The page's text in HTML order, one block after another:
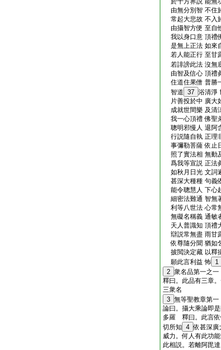
由無分別智 不住
常起大悲故 不入
由攝智方便 至自
我以身口意 頂禮
是無上正法 如來
若人能正行 至甘
若誹謗此法 沒無
由智及信心 頂禮
住道住果僧 普勝
智道 37 浴清淨
片善投於中 廣大
成就世間樂 及清
我一心頂禮 佛聖
聰明邪慢人 退阿
行説隨自執 正理
事彌勒菩薩 依止
照了實法相 無動
爲我等宣説 正法
如秋月日光 文詞
甚深大種種 句義
能令聰慧人 下心
細密法難通 智無
利等八世法 心常
無礙名稱義 通敏
天人普識知 頂禮
辯説常無盡 雨甘
依尊隨分聞 猶如
披閲決定藏 以釋
願此言利益 怖 1
2 衆名品第一之一
釋曰。此品有三章
三衆名
3 無等聖教章第一
論曰。攝大乘論即
多羅 釋曰。此言依
切所知 4 依甚深廣
威力。何人有此功
此相説。若離阿毘